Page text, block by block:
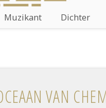
Muzikant Dichter
VAN